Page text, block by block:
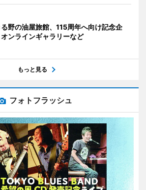
野の油屋旅館、115周年へ向け記念企
ンラインギャラリーなど
もっと見る
フォトフラッシュ